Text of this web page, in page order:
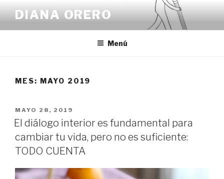
contenido
DIANA ORERO
Menú
MES: MAYO 2019
PUBLICADO
EL
MAYO 28, 2019
El diálogo interior es fundamental para
cambiar tu vida, pero no es suficiente:
TODO CUENTA